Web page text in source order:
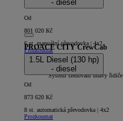
PROACE CITY CrewCab
5D - CrewCab Long
+
Systém sledování únavy řidiče
- diesel
Od
801 020 Kč
6 st. manuální převodovka | 4x2
Prozkoumat
1.5L Diesel (130 hp)
- diesel
Od
873 620 Kč
8 st. automatická převodovka | 4x2
Prozkoumat